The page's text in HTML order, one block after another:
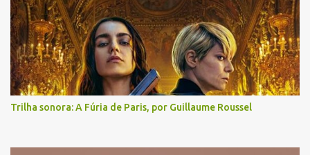
Trilha sonora: A Fúria de Paris, por Guillaume Roussel